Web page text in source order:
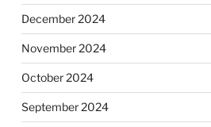
December 2024
November 2024
October 2024
September 2024